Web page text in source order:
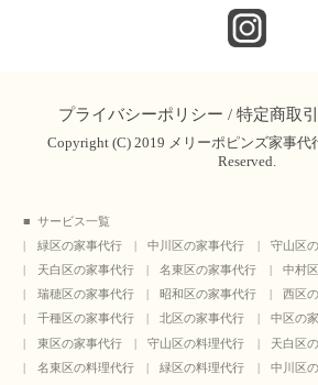
プライバシーポリシー / 特定商取
Copyright (C) 2019 メリーポピンズ家事代
Reserved.
サービス一覧
緑区の家事代行
中川区の家事代行
守山区
天白区の家事代行
名東区の家事代行
中村
瑞穂区の家事代行
昭和区の家事代行
西区
千種区の家事代行
北区の家事代行
中区の
東区の家事代行
守山区の料理代行
天白区
名東区の料理代行
緑区の料理代行
中川区